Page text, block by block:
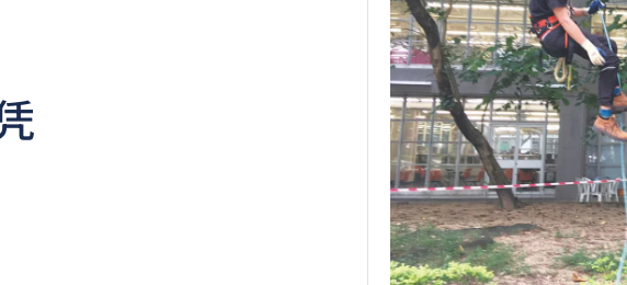
学士学位
高级文凭
文凭
证书
应用学习课程
社群培训计划
其他专业课程
专业考试及认可
学徒及其他训练计划
奖学金及奖励计划